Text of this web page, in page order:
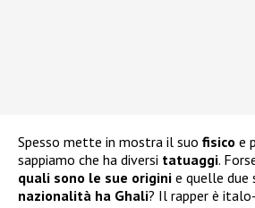
Spesso mette in mostra il suo fisico e
sappiamo che ha diversi tatuaggi.
quali sono le sue origini e quelle due
nazionalità ha Ghali? Il rapper è